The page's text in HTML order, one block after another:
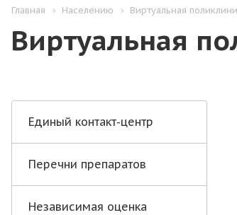
Главная Населению Виртуальная
Виртуальная
Единый контакт-центр
Перечни препаратов
Независимая оценка